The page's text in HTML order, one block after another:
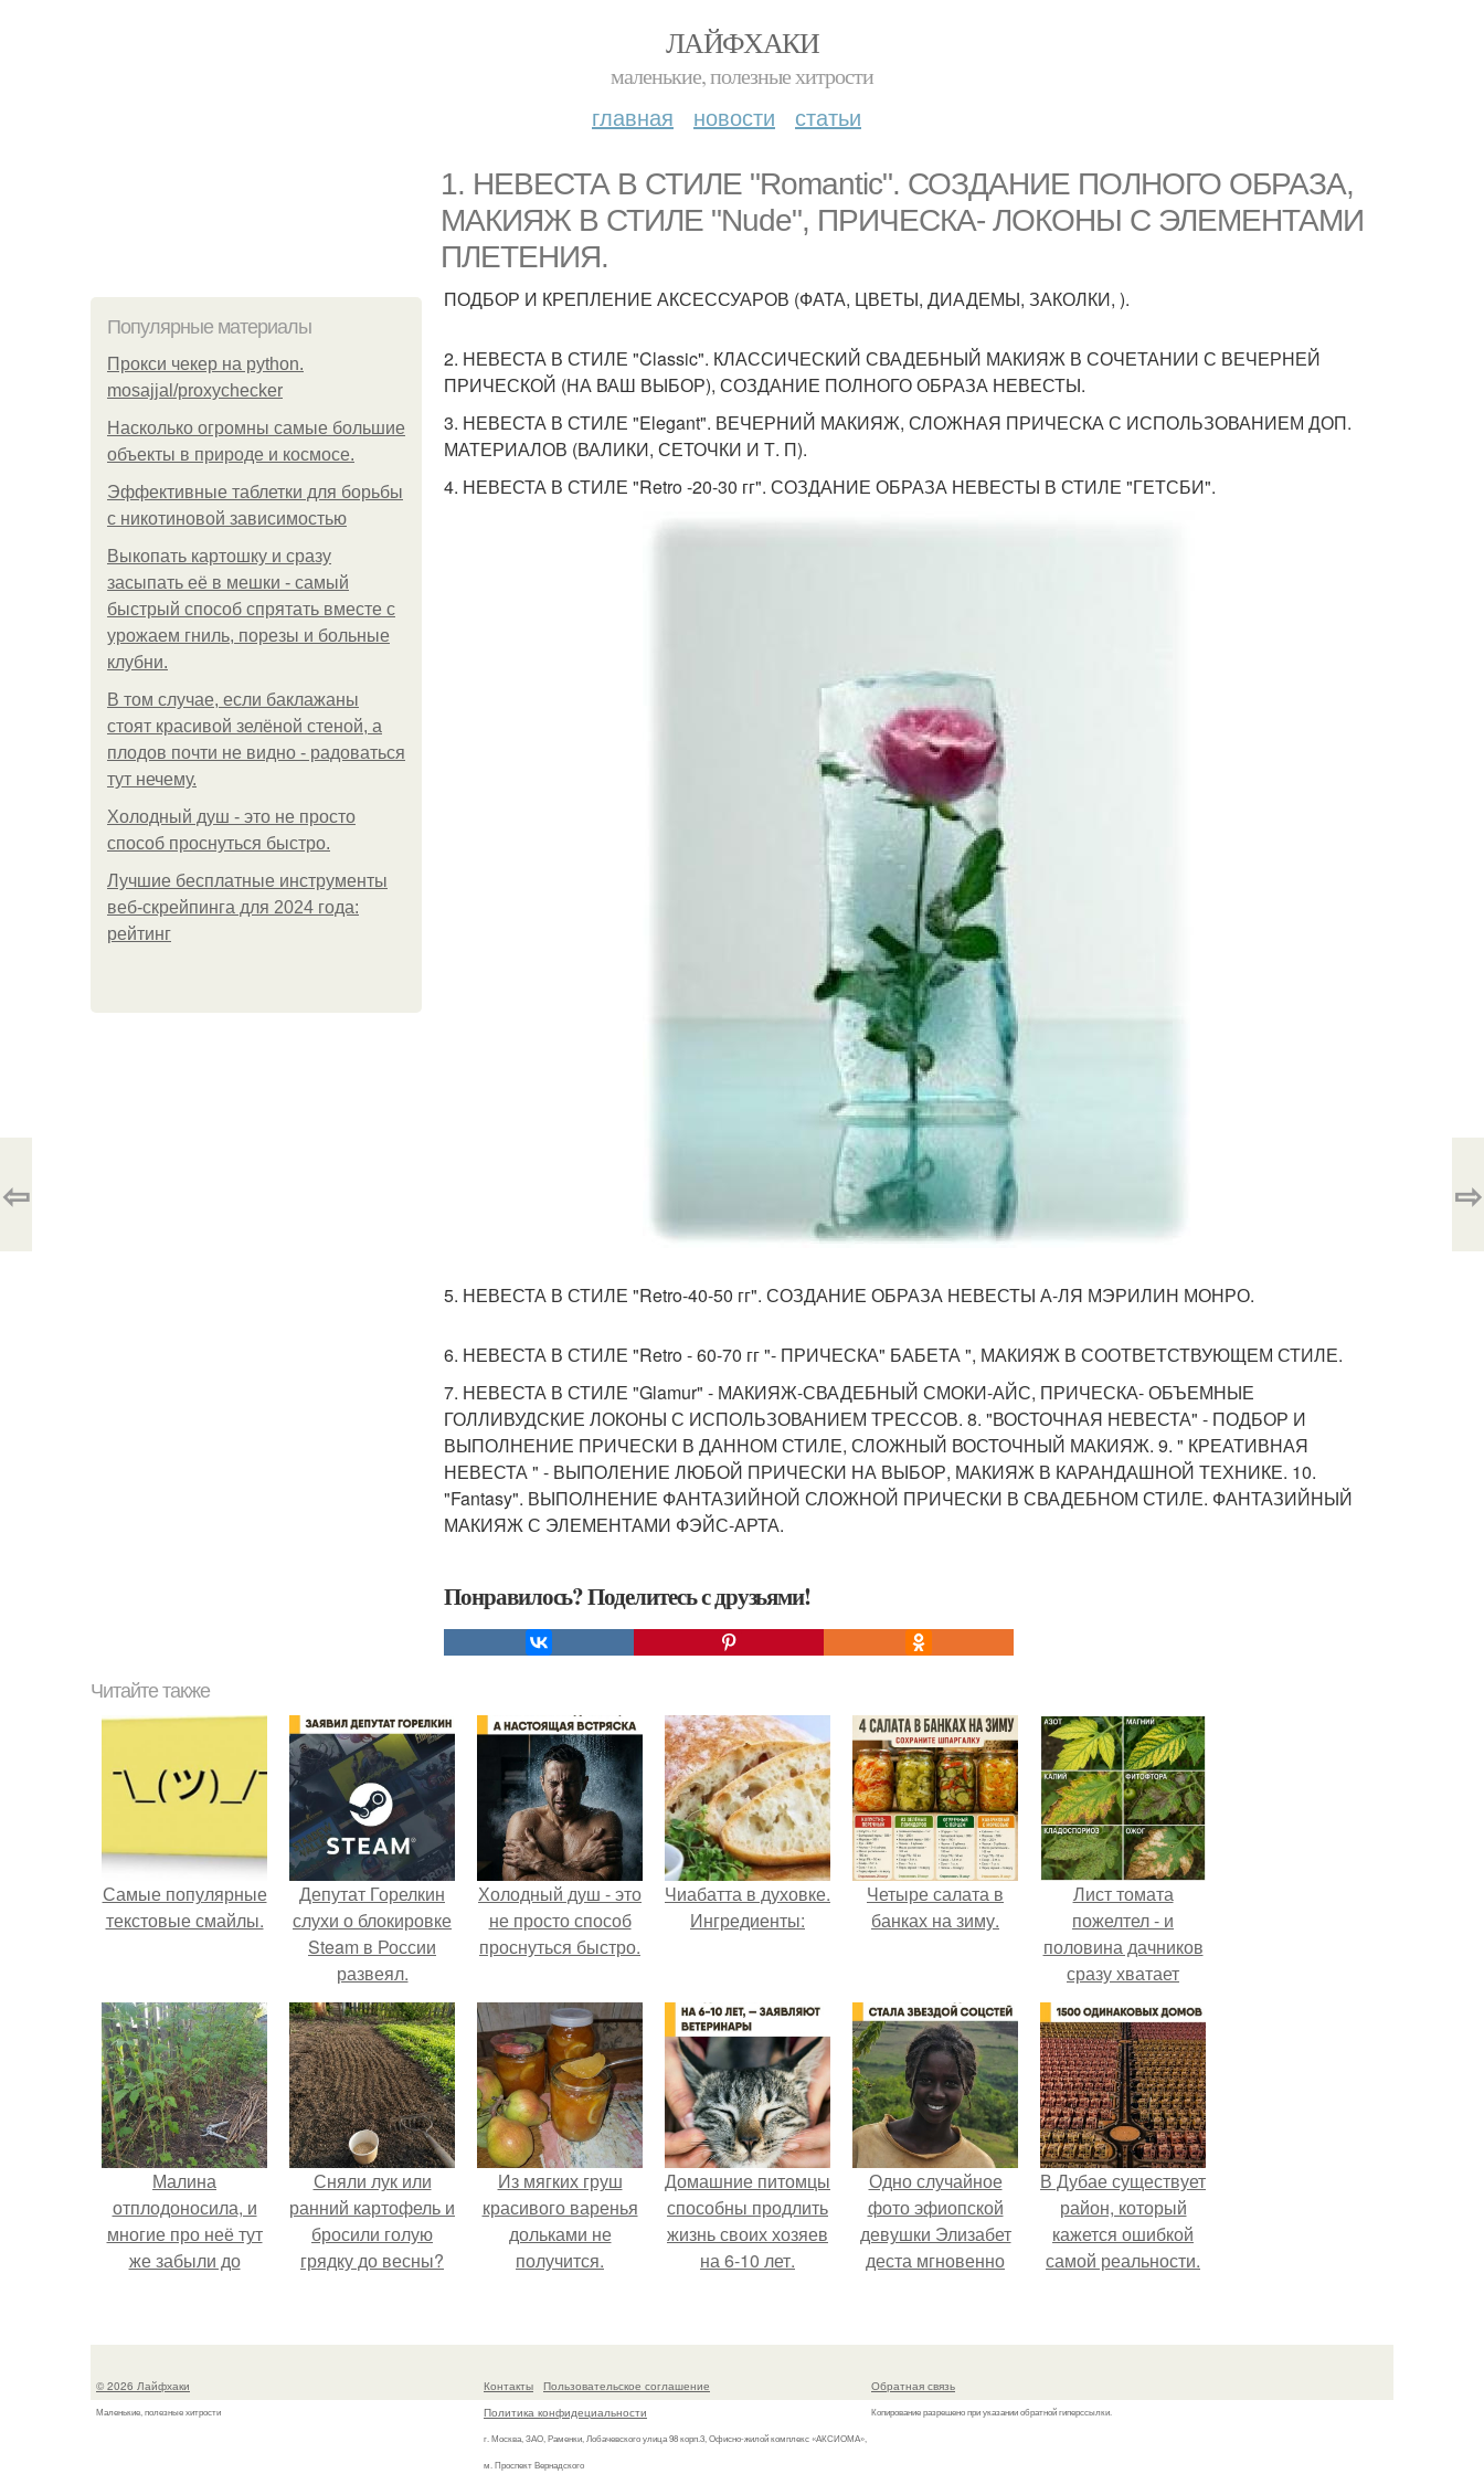
ЛАЙФХАКИ
маленькие, полезные хитрости
главная новости статьи
1. НЕВЕСТА В СТИЛЕ "Romantic". СОЗДАНИЕ ПОЛНОГО ОБРАЗА,
МАКИЯЖ В СТИЛЕ "Nude", ПРИЧЕСКА- ЛОКОНЫ С ЭЛЕМЕНТАМИ
ПЛЕТЕНИЯ.
Популярные материалы
Прокси чекер на python.
mosajjal/proxychecker
Насколько огромны самые большие
объекты в природе и космосе.
Эффективные таблетки для борьбы
с никотиновой зависимостью
Выкопать картошку и сразу
засыпать её в мешки - самый
быстрый способ спрятать вместе с
урожаем гниль, порезы и больные
клубни.
В том случае, если баклажаны
стоят красивой зелёной стеной, а
плодов почти не видно - радоваться
тут нечему.
Холодный душ - это не просто
способ проснуться быстро.
Лучшие бесплатные инструменты
веб-скрейпинга для 2024 года:
рейтинг
ПОДБОР И КРЕПЛЕНИЕ АКСЕССУАРОВ (ФАТА, ЦВЕТЫ, ДИАДЕМЫ, ЗАКОЛКИ, ).
2. НЕВЕСТА В СТИЛЕ "Classic". КЛАССИЧЕСКИЙ СВАДЕБНЫЙ МАКИЯЖ В СОЧЕТАНИИ С ВЕЧЕРНЕЙ
ПРИЧЕСКОЙ (НА ВАШ ВЫБОР), СОЗДАНИЕ ПОЛНОГО ОБРАЗА НЕВЕСТЫ.
3. НЕВЕСТА В СТИЛЕ "Elegant". ВЕЧЕРНИЙ МАКИЯЖ, СЛОЖНАЯ ПРИЧЕСКА С ИСПОЛЬЗОВАНИЕМ ДОП.
МАТЕРИАЛОВ (ВАЛИКИ, СЕТОЧКИ И Т. П).
4. НЕВЕСТА В СТИЛЕ "Retro -20-30 гг". СОЗДАНИЕ ОБРАЗА НЕВЕСТЫ В СТИЛЕ "ГЕТСБИ".
5. НЕВЕСТА В СТИЛЕ "Retro-40-50 гг". СОЗДАНИЕ ОБРАЗА НЕВЕСТЫ А-ЛЯ МЭРИЛИН МОНРО.
6. НЕВЕСТА В СТИЛЕ "Retro - 60-70 гг "- ПРИЧЕСКА" БАБЕТА ", МАКИЯЖ В СООТВЕТСТВУЮЩЕМ СТИЛЕ.
7. НЕВЕСТА В СТИЛЕ "Glamur" - МАКИЯЖ-СВАДЕБНЫЙ СМОКИ-АЙС, ПРИЧЕСКА- ОБЪЕМНЫЕ
ГОЛЛИВУДСКИЕ ЛОКОНЫ С ИСПОЛЬЗОВАНИЕМ ТРЕССОВ. 8. "ВОСТОЧНАЯ НЕВЕСТА" - ПОДБОР И
ВЫПОЛНЕНИЕ ПРИЧЕСКИ В ДАННОМ СТИЛЕ, СЛОЖНЫЙ ВОСТОЧНЫЙ МАКИЯЖ. 9. " КРЕАТИВНАЯ
НЕВЕСТА " - ВЫПОЛЕНИЕ ЛЮБОЙ ПРИЧЕСКИ НА ВЫБОР, МАКИЯЖ В КАРАНДАШНОЙ ТЕХНИКЕ. 10.
"Fantasy". ВЫПОЛНЕНИЕ ФАНТАЗИЙНОЙ СЛОЖНОЙ ПРИЧЕСКИ В СВАДЕБНОМ СТИЛЕ. ФАНТАЗИЙНЫЙ
МАКИЯЖ С ЭЛЕМЕНТАМИ ФЭЙС-АРТА.
Понравилось? Поделитесь с друзьями!
⇦ ⇨
Читайте также
Самые популярные
текстовые смайлы.
Депутат Горелкин
слухи о блокировке
Steam в России
развеял.
Холодный душ - это
не просто способ
проснуться быстро.
Чиабатта в духовке.
Ингредиенты:
Четыре салата в
банках на зиму.
Лист томата
пожелтел - и
половина дачников
сразу хватает
Малина
отплодоносила, и
многие про неё тут
же забыли до
Сняли лук или
ранний картофель и
бросили голую
грядку до весны?
Из мягких груш
красивого варенья
дольками не
получится.
Домашние питомцы
способны продлить
жизнь своих хозяев
на 6-10 лет.
Одно случайное
фото эфиопской
девушки Элизабет
деста мгновенно
сделало её новой
В Дубае существует
район, который
кажется ошибкой
самой реальности.
© 2026 Лайфхаки
Маленькие, полезные хитрости
Контакты
Пользовательское соглашение
Политика конфидециальности
г. Москва, ЗАО, Раменки, Лобачевского улица 98 корп.3, Офисно-жилой комплекс «АКСИОМА»,
м. Проспект Вернадского
Обратная связь
Копирование разрешено при указании обратной гиперссылки.